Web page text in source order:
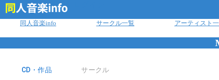
同人音楽info サークル一覧 アーティスト
CD・作品 サークル